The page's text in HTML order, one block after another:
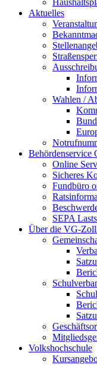
Aktuelles
Wahlen /
Behördenservice
Online
Sicheres
Fundbüro
SEPA
Über die VG-
Volkshochschule